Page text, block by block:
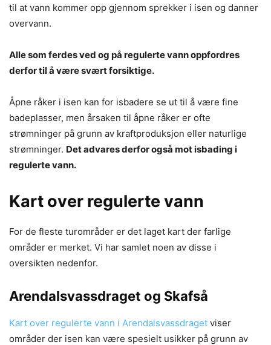
til at vann kommer opp gjennom sprekker i isen og danner
overvann.
Alle som ferdes ved og på regulerte vann oppfordres
derfor til å være svært forsiktige.
Åpne råker i isen kan for isbadere se ut til å være fine
badeplasser, men årsaken til åpne råker er ofte
strømninger på grunn av kraftproduksjon eller naturlige
strømninger. Det advares derfor også mot isbading i
regulerte vann.
Kart over regulerte vann
For de fleste turområder er det laget kart der farlige
områder er merket. Vi har samlet noen av disse i
oversikten nedenfor.
Arendalsvassdraget og Skafså
Kart over regulerte vann i Arendalsvassdraget viser
områder der isen kan være spesielt usikker på grunn av